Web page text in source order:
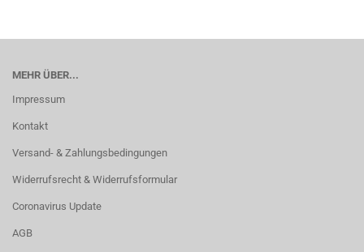
MEHR ÜBER...
Impressum
Kontakt
Versand- & Zahlungsbedingungen
Widerrufsrecht & Widerrufsformular
Coronavirus Update
AGB